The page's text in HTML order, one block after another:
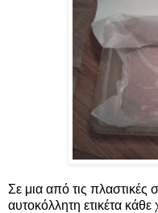
Σε μια από τις
αυτοκόλλητη ετικέτα